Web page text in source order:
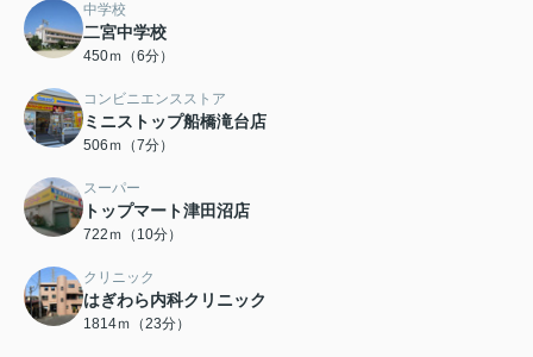
中学校
二宮中学校
450ｍ（6分）
コンビニエンスストア
ミニストップ船橋滝台店
506ｍ（7分）
スーパー
トップマート津田沼店
722ｍ（10分）
クリニック
はぎわら内科クリニック
1814ｍ（23分）